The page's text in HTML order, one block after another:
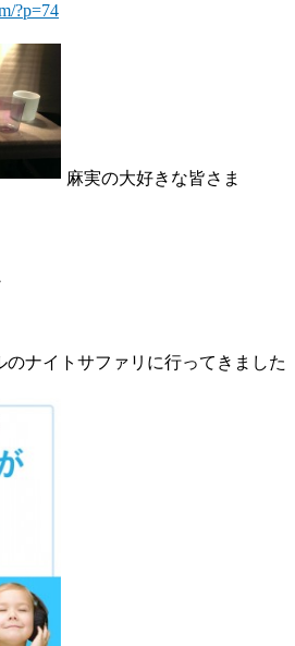
?p=74
麻実の大好きな皆さま
のナイトサファリに行ってきました